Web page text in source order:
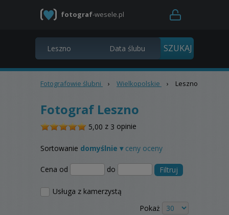
fotograf-wesele.pl
Fotografowie ślubni › Wielkopolskie › Leszno
Fotograf Leszno
5,00 /z 3 opinie
Sortowanie domyślnie ▾ ceny oceny
Cena od do Filtruj
Usługa z kamerzystą
Pokaż